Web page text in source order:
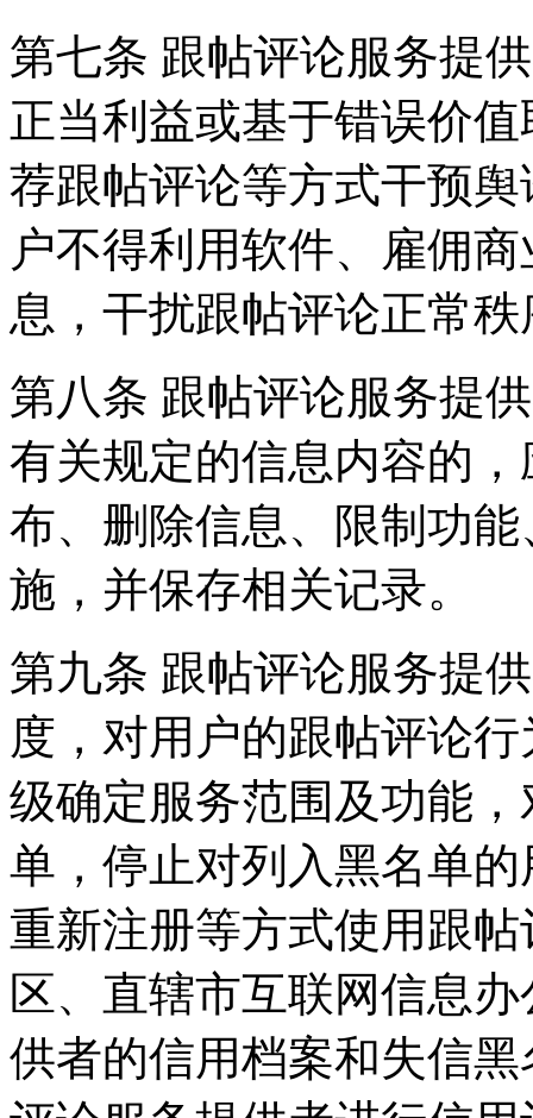
第七条 跟帖评论服务提
正当利益或基于错误价
荐跟帖评论等方式干预
户不得利用软件、雇佣
息，干扰跟帖评论正常
第八条 跟帖评论服务提
有关规定的信息内容的
布、删除信息、限制功
施，并保存相关记录。
第九条 跟帖评论服务提
度，对用户的跟帖评论
级确定服务范围及功能
单，停止对列入黑名单
重新注册等方式使用跟
区、直辖市互联网信息
供者的信用档案和失信